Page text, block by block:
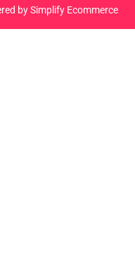
by Simplify Ecommerce